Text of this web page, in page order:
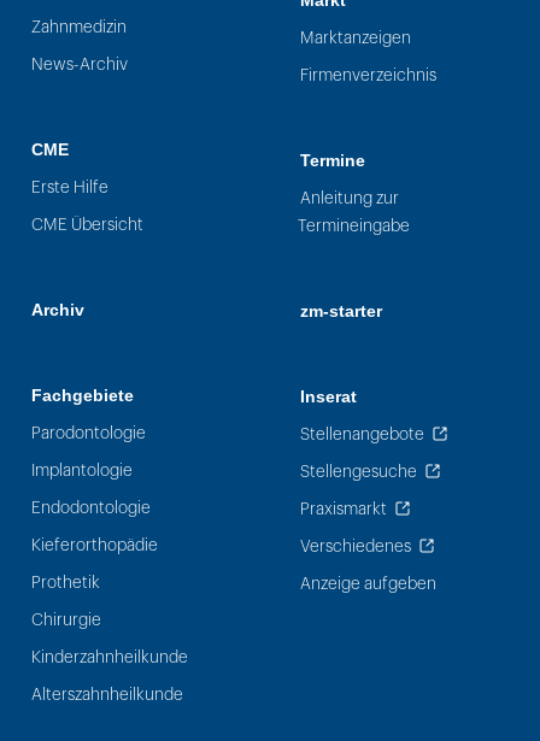
Zahnmedizin
News-Archiv
CME
Erste Hilfe
CME Übersicht
Archiv
Fachgebiete
Parodontologie
Implantologie
Endodontologie
Kieferorthopädie
Prothetik
Chirurgie
Kinderzahnheilkunde
Alterszahnheilkunde
Marktanzeigen
Firmenverzeichnis
Termine
Anleitung zur
Termineingabe
zm-starter
Inserat
Stellenangebote
Stellengesuche
Praxismarkt
Verschiedenes
Anzeige aufgeben